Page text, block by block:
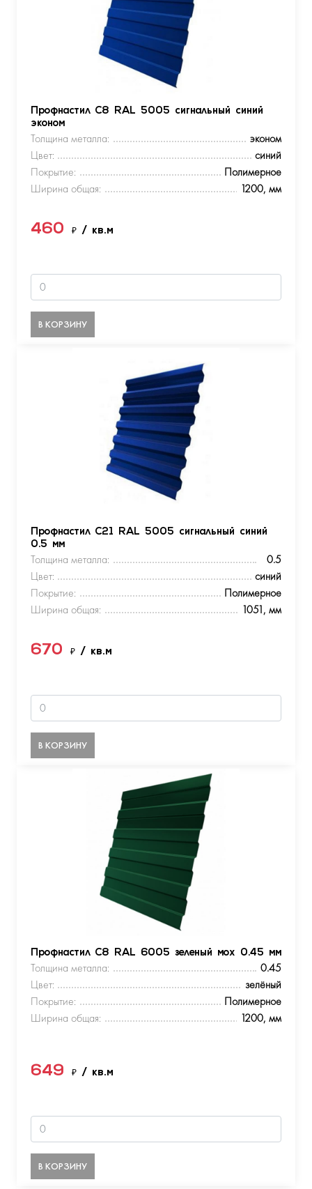
Профнастил С8 RAL 5005 сигнальный синий
эконом
Толщина металла:
эконом
Цвет:
синий
Покрытие:
Полимерное
Ширина общая:
1200, мм
460 ₽ / кв.м
В КОРЗИНУ
Профнастил С21 RAL 5005 сигнальный синий
0.5 мм
Толщина металла:
0.5
Цвет:
синий
Покрытие:
Полимерное
Ширина общая:
1051, мм
670 ₽ / кв.м
В КОРЗИНУ
Профнастил С8 RAL 6005 зеленый мох 0.45 мм
Толщина металла:
0.45
Цвет:
зелёный
Покрытие:
Полимерное
Ширина общая:
1200, мм
649 ₽ / кв.м
В КОРЗИНУ